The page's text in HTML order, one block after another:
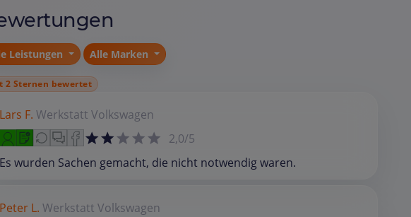
Leistungen Alle Marken
2 Sternen bewertet
Lars F. Werkstatt Volkswagen
2,0/5
Es wurden Sachen gemacht, die nicht notwendig waren.
Peter L. Werkstatt Volkswagen